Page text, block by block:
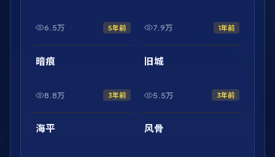
6.5万 5年前 7.9万 1年前
最新
1:46:43
暗痕
8.8万 3年前
最新
42:32
旧城
5.5万 3年前
最新
1:44:50
海平 最新
2:17:08
风骨